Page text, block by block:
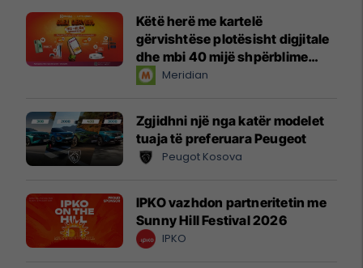
Këtë herë me kartelë
gërvishtëse plotësisht digjitale
dhe mbi 40 mijë shpërblime
instant!Meridian
Zgjidhni një nga katër modelet
tuaja të preferuara Peugeot
Peugot Kosova
IPKO vazhdon partneritetin me
Sunny Hill Festival 2026
IPKO